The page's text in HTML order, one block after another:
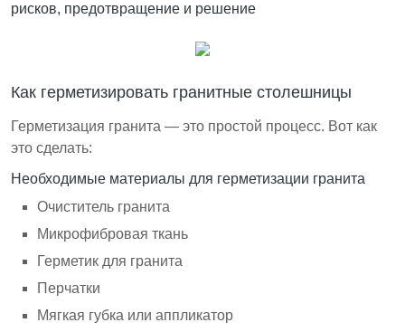
рисков, предотвращение и решение
Как герметизировать гранитные столешницы
Герметизация гранита — это простой процесс. Вот как
это сделать:
Необходимые материалы для герметизации гранита
Очиститель гранита
Микрофибровая ткань
Герметик для гранита
Перчатки
Мягкая губка или аппликатор